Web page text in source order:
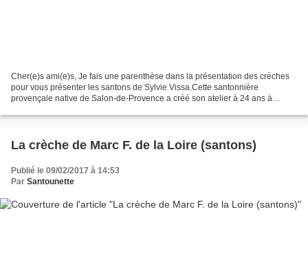
Cher(e)s ami(e)s, Je fais une parenthèse dans la présentation des crèches
pour vous présenter les santons de Sylvie Vissa.Cette santonnière
provençale native de Salon-de-Provence a créé son atelier à 24 ans à
La crèche de Marc F. de la Loire (santons)
Publié le 09/02/2017 à 14:53
Par Santounette